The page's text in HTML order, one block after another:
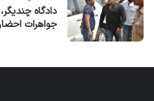
دادگاه
جواهرات